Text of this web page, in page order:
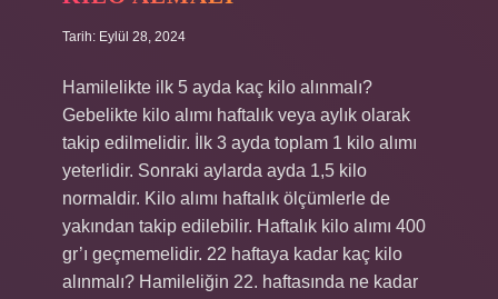
Tarih: Eylül 28, 2024
Hamilelikte ilk 5 ayda kaç kilo alınmalı?
Gebelikte kilo alımı haftalık veya aylık olarak
takip edilmelidir. İlk 3 ayda toplam 1 kilo alımı
yeterlidir. Sonraki aylarda ayda 1,5 kilo
normaldir. Kilo alımı haftalık ölçümlerle de
yakından takip edilebilir. Haftalık kilo alımı 400
gr’ı geçmemelidir. 22 haftaya kadar kaç kilo
alınmalı? Hamileliğin 22. haftasında ne kadar